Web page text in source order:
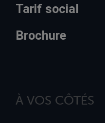
Tarif social
Brochure
À VOS CÔTÉS